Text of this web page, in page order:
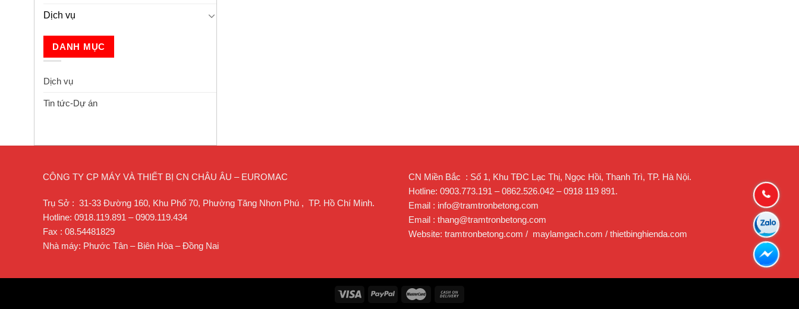
Dịch vụ
DANH MỤC
Dịch vụ
Tin tức-Dự án
CÔNG TY CP MÁY VÀ THIẾT BỊ CN CHÂU ÂU – EUROMAC
Trụ Sở : 31-33 Đường 160, Khu Phố 70, Phường Tăng Nhơn Phú , TP. Hồ Chí Minh.
Hotline: 0918.119.891 – 0909.119.434
Fax : 08.54481829
Nhà máy: Phước Tân – Biên Hòa – Đồng Nai
CN Miền Bắc : Số 1, Khu TĐC Lạc Thị, Ngọc Hồi, Thanh Trì, TP. Hà Nội.
Hotline: 0903.773.191 – 0862.526.042 – 0918 119 891.
Email : info@tramtronbetong.com
Email : thang@tramtronbetong.com
Website: tramtronbetong.com / maylamgach.com / thietbinghienda.com